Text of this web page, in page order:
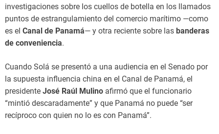
investigaciones sobre los cuellos de botella en los llamados
puntos de estrangulamiento del comercio marítimo —como
es el Canal de Panamá— y otra reciente sobre las banderas
de conveniencia.
Cuando Solá se presentó a una audiencia en el Senado por
la supuesta influencia china en el Canal de Panamá, el
presidente José Raúl Mulino afirmó que el funcionario
“mintió descaradamente” y que Panamá no puede “ser
recíproco con quien no lo es con Panamá”.